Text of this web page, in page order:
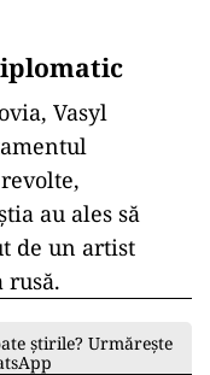
Vasyl
au ales să
de un artist
rusă.
știrile? Urmărește